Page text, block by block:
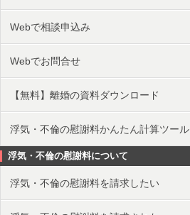
Webで相談申込み
Webでお問合せ
【無料】離婚の資料ダウンロード
浮気・不倫の慰謝料かんたん計算ツール
浮気・不倫の慰謝料について
浮気・不倫の慰謝料を請求したい